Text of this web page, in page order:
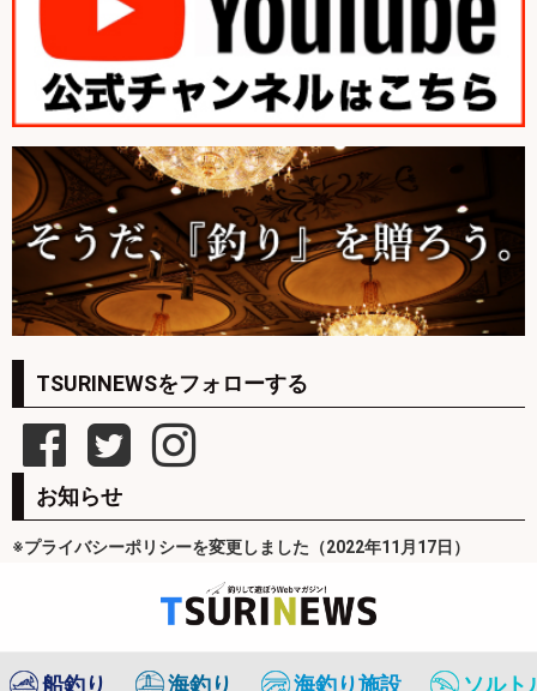
TSURINEWSをフォローする
お知らせ
※プライバシーポリシーを変更しました（2022年11月17日）
船釣り 海釣り 海釣り施設 ソルト